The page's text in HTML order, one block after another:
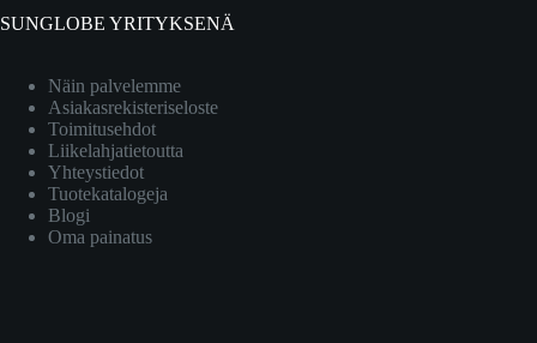
SUNGLOBE YRITYKSENÄ
Näin palvelemme
Asiakasrekisteriseloste
Toimitusehdot
Liikelahjatietoutta
Yhteystiedot
Tuotekatalogeja
Blogi
Oma painatus